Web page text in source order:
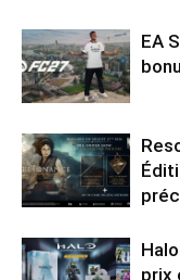
EA
prix